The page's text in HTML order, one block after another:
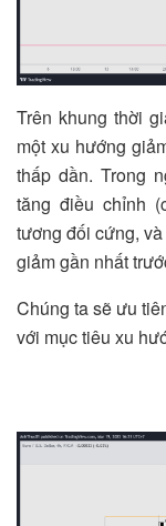
Trên khung thời
một xu hướng
thấp dần. Trong
tăng điều chỉnh
tương đối cứng,
giảm gần nhất
Chúng ta sẽ ưu
với mục tiêu xu